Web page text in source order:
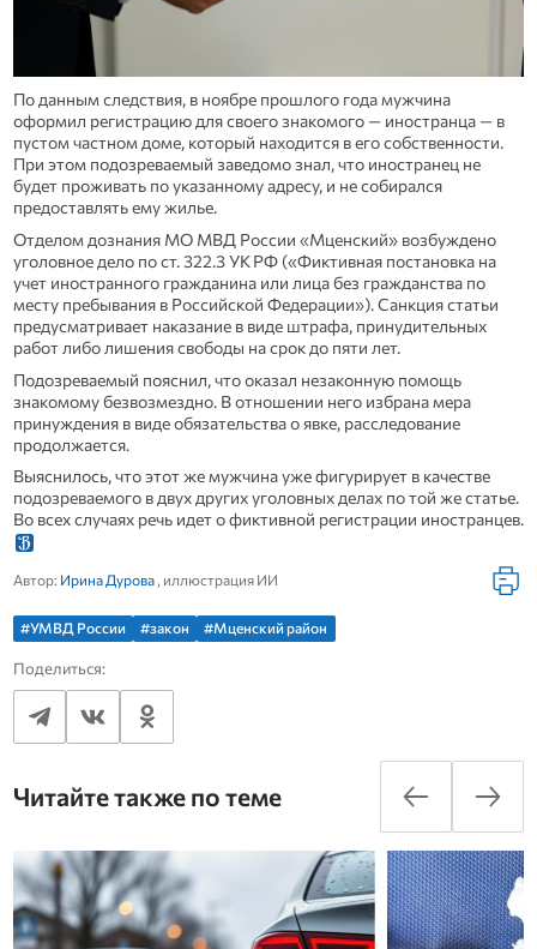
По данным следствия, в ноябре прошлого года мужчина
оформил регистрацию для своего знакомого — иностранца — в
пустом частном доме, который находится в его собственности.
При этом подозреваемый заведомо знал, что иностранец не
будет проживать по указанному адресу, и не собирался
предоставлять ему жилье.
Отделом дознания МО МВД России «Мценский» возбуждено
уголовное дело по ст. 322.3 УК РФ («Фиктивная постановка на
учет иностранного гражданина или лица без гражданства по
месту пребывания в Российской Федерации»). Санкция статьи
предусматривает наказание в виде штрафа, принудительных
работ либо лишения свободы на срок до пяти лет.
Подозреваемый пояснил, что оказал незаконную помощь
знакомому безвозмездно. В отношении него избрана мера
принуждения в виде обязательства о явке, расследование
продолжается.
Выяснилось, что этот же мужчина уже фигурирует в качестве
подозреваемого в двух других уголовных делах по той же статье.
Во всех случаях речь идет о фиктивной регистрации иностранцев.
Автор: Ирина Дурова, иллюстрация ИИ
#УМВД России #закон #Мценский район
Поделиться:
Читайте также по теме